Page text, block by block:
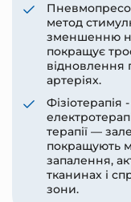
метод
зменшенню
покращує
відновлення
артеріях.
терапії —
покращують
запалення,
тканинах і
зони.